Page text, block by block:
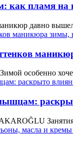
пламя на
давно
особенно